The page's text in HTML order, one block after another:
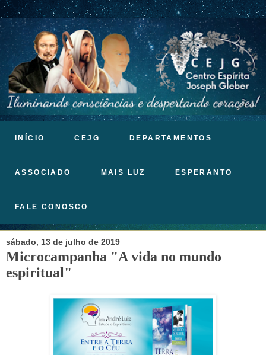
INÍCIO CEJG DEPARTAMENTOS
ASSOCIADO MAIS LUZ ESPERANTO
FALE CONOSCO
sábado, 13 de julho de 2019
Microcampanha "A vida no mundo
espiritual"